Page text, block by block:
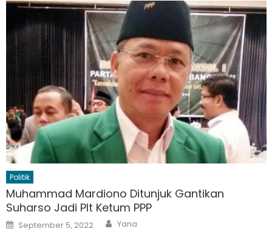
Politik
Muhammad Mardiono Ditunjuk Gantikan
Suharso Jadi Plt Ketum PPP
Posted
on
September 5, 2022 Author
Yana